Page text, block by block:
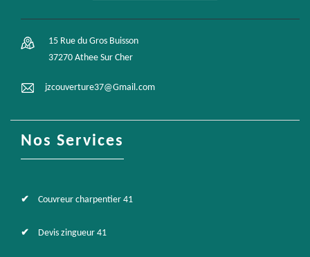
15 Rue du Gros Buisson
37270 Athee Sur Cher
jzcouverture37@Gmail.com
Nos Services
Couvreur charpentier 41
Devis zingueur 41